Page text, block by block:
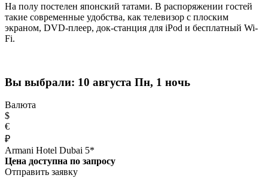
На полу постелен японский татами. В распоряжении гостей
такие современные удобства, как телевизор с плоским
экраном, DVD-плеер, док-станция для iPod и бесплатный Wi-
Fi.
Вы выбрали: 10 августа Пн, 1 ночь
Валюта
$
€
₽
Armani Hotel Dubai 5*
Цена доступна по запросу
Отправить заявку